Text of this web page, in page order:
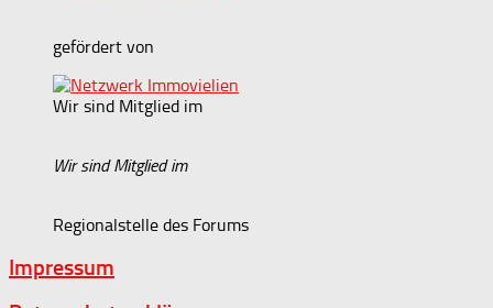
gefördert von
Wir sind Mitglied im
Wir sind Mitglied im
Regionalstelle des Forums
Impressum